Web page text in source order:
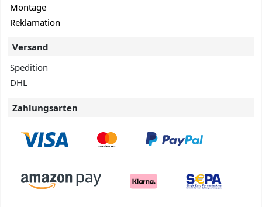
Montage
Reklamation
Versand
Spedition
DHL
Zahlungsarten